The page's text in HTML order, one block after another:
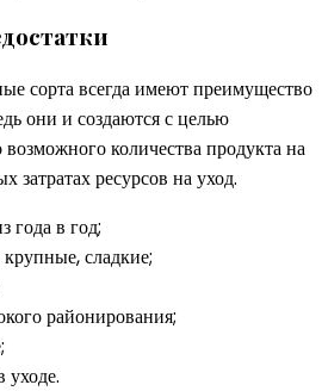
сорта всегда имеют преимущество
они и создаются с целью
количества продукта на
ресурсов на уход.
года в год;
сладкие;
районирования;
уходе.